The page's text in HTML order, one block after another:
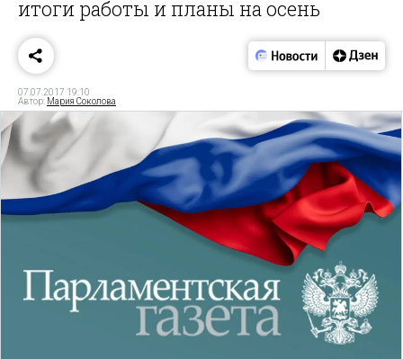
итоги работы и планы на осень
07.07.2017 19:10
Автор: Мария Соколова